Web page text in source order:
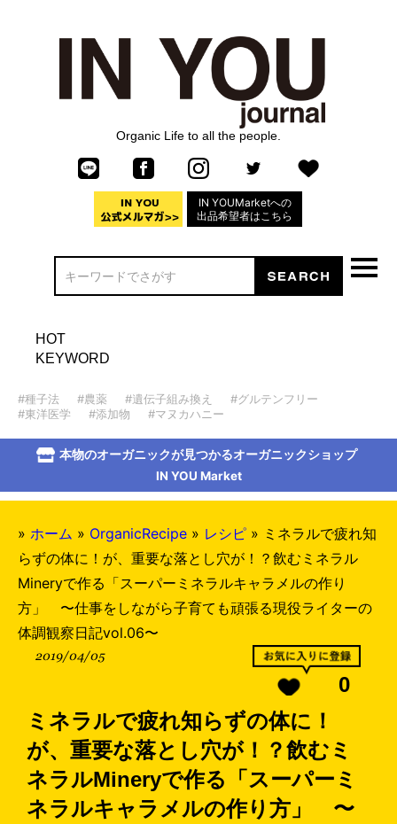
Organic Life to all the people.
IN YOUMarketへの
出品希望者はこちら
HOT
KEYWORD
#種子法 #農薬 #遺伝子組み換え
#グルテンフリー
#東洋医学
#添加物 #マヌカハニー
本物のオーガニックが見つかるオーガニックショップ
IN YOU Market
» ホーム » OrganicRecipe » レシピ » ミネラルで疲れ知
らずの体に！が、重要な落とし穴が！？飲むミネラル
Mineryで作る「スーパーミネラルキャラメルの作り
方」 〜仕事をしながら子育ても頑張る現役ライターの
体調観察日記vol.06〜
2019/04/05
0
ミネラルで疲れ知らずの体に！
が、重要な落とし穴が！？飲むミ
ネラルMineryで作る「スーパーミ
ネラルキャラメルの作り方」 〜